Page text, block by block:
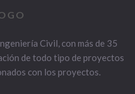
Civil, con más de 35
de todo tipo de proyectos
con los proyectos.